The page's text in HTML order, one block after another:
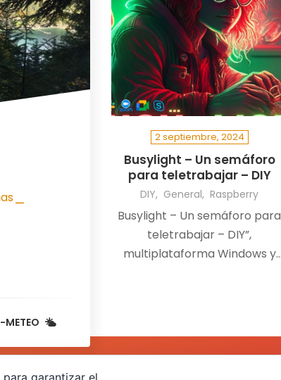
|
METEO
2 septiembre, 2024
Busylight – Un semáforo
para teletrabajar – DIY
DIY General Raspberry
Busylight – Un semáforo para
teletrabajar – DIY”,
multiplataforma Windows y
garantizar el